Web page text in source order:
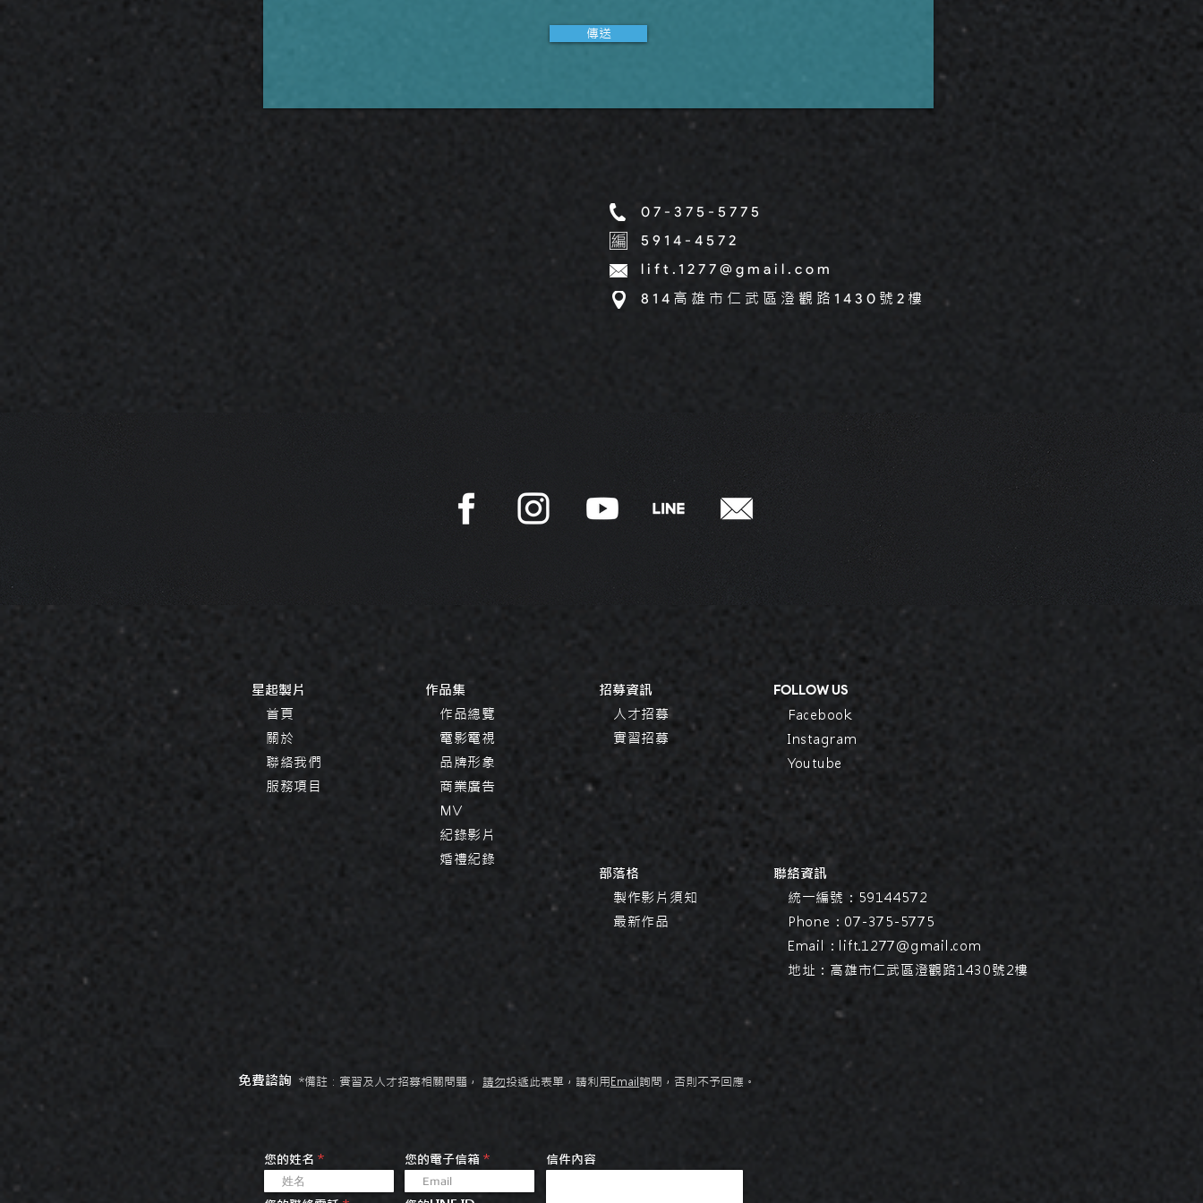
傳送
07-375-5775
5914-4572
lift.1277@gmail.com
​814 高雄市仁武區澄觀路 1430 號 2 樓
​星起製片
首頁
關於
聯絡我們
服務項目
​作品集
作品總覽
電影電視
品牌形象
商業廣告
MV
紀錄影片
婚禮紀錄
​招募資訊
人才招募
實習招募
​FOLLOW US
Facebook
Instagram
Youtube
​部落格
製作影片須知
最新作品
​聯絡資訊
統一編號：59144572
Phone：07-375-5775
Email： lift.1277@gmail.com
地址：高雄市仁武區澄觀路1430號2樓
免費諮詢 *備註：實習及人才招募相關問題， 請勿投遞此表單，請利用Email詢問，否則不予回應。
您的姓名 您的電子信箱 信件內容